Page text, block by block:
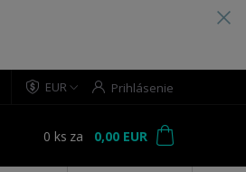
EUR Prihlásenie
0 ks za 0,00 EUR